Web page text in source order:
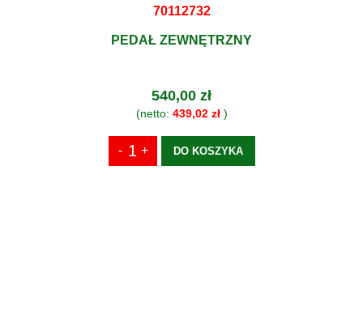
70112732
PEDAŁ ZEWNĘTRZNY
540,00 zł
(netto: 439,02 zł)
DO KOSZYKA